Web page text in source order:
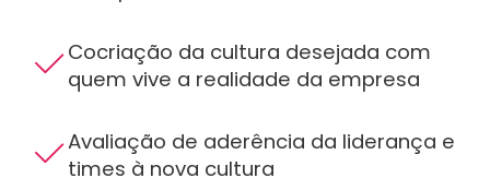
Cocriação da cultura desejada com
quem vive a realidade da empresa
Avaliação de aderência da liderança e
times à nova cultura